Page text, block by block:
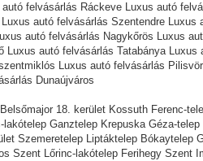
felvásárlás Ráckeve Luxus autó
autó felvásárlás Szentendre Luxus
autó felvásárlás Nagykőrös Luxus
Luxus autó felvásárlás Tatabánya
Luxus autó felvásárlás
Dunaújváros
18. kerület Kossuth Ferenc-
lakótelep Ganztelep Krepuska Géza-
Szemeretelep Liptáktelep Bókaytelep
Szent Lőrinc-lakótelep Ferihegy Szent